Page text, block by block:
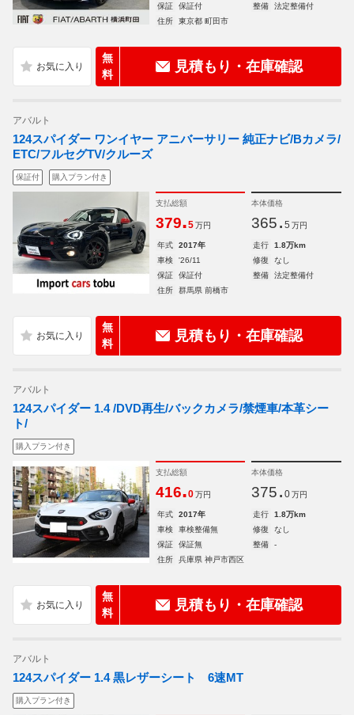
保証
保証付 整備
法定整備付
住所
東京都 町田市
無
料
見積もり・在庫確認
アバルト
124スパイダー ワンイヤー アニバーサリー 純正ナビ/Bカメラ/
ETC/フルセグTV/クルーズ
保証付 購入プラン付き
支払総額
379.5 万円
本体価格
365. 5 万円
年式 2017年 走行
1.8万km
車検
'26/11 修復
なし
保証
保証付 整備
法定整備付
住所
群馬県 前橋市
無
料
見積もり・在庫確認
アバルト
124スパイダー 1.4 /DVD再生/バックカメラ/禁煙車/本革シー
ト/
購入プラン付き
支払総額
416.0 万円
本体価格
375. 0 万円
年式 2017年 走行
1.8万km
車検
車検整備無 修復
なし
保証
保証無 整備
-
住所
兵庫県 神戸市西区
無
料
見積もり・在庫確認
アバルト
124スパイダー 1.4 黒レザーシート 6速MT
購入プラン付き